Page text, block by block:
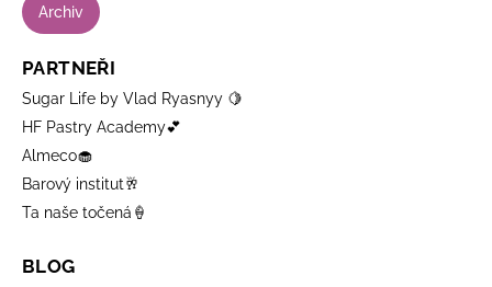
Archiv
PARTNEŘI
Sugar Life by Vlad Ryasnyy 🍋
HF Pastry Academy💕
Almeco🧁
Barový institut🥂
Ta naše točená🍦
BLOG